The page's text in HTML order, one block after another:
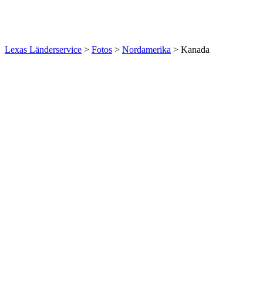
Lexas Länderservice > Fotos > Nordamerika > Kanada